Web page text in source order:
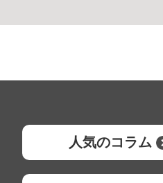
人気のコラム